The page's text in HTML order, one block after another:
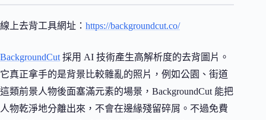
線上去背工具網址： https://backgroundcut.co/
BackgroundCut 採用 AI 技術產生高解析度的去背圖片。
它真正拿手的是背景比較雜亂的照片，例如公園、街道
這類前景人物後面塞滿元素的場景，BackgroundCut 能把
人物乾淨地分離出來，不會在邊緣殘留碎屑。不過免費